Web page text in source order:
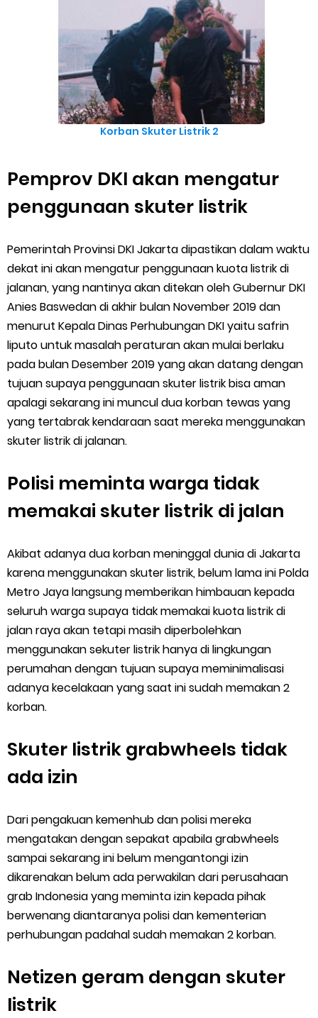
Korban Skuter Listrik 2
Pemprov DKI akan mengatur
penggunaan skuter listrik
Pemerintah Provinsi DKI Jakarta dipastikan dalam waktu
dekat ini akan mengatur penggunaan kuota listrik di
jalanan, yang nantinya akan ditekan oleh Gubernur DKI
Anies Baswedan di akhir bulan November 2019 dan
menurut Kepala Dinas Perhubungan DKI yaitu safrin
liputo untuk masalah peraturan akan mulai berlaku
pada bulan Desember 2019 yang akan datang dengan
tujuan supaya penggunaan skuter listrik bisa aman
apalagi sekarang ini muncul dua korban tewas yang
yang tertabrak kendaraan saat mereka menggunakan
skuter listrik di jalanan.
Polisi meminta warga tidak
memakai skuter listrik di jalan
Akibat adanya dua korban meninggal dunia di Jakarta
karena menggunakan skuter listrik, belum lama ini Polda
Metro Jaya langsung memberikan himbauan kepada
seluruh warga supaya tidak memakai kuota listrik di
jalan raya akan tetapi masih diperbolehkan
menggunakan sekuter listrik hanya di lingkungan
perumahan dengan tujuan supaya meminimalisasi
adanya kecelakaan yang saat ini sudah memakan 2
korban.
Skuter listrik grabwheels tidak
ada izin
Dari pengakuan kemenhub dan polisi mereka
mengatakan dengan sepakat apabila grabwheels
sampai sekarang ini belum mengantongi izin
dikarenakan belum ada perwakilan dari perusahaan
grab Indonesia yang meminta izin kepada pihak
berwenang diantaranya polisi dan kementerian
perhubungan padahal sudah memakan 2 korban.
Netizen geram dengan skuter
listrik